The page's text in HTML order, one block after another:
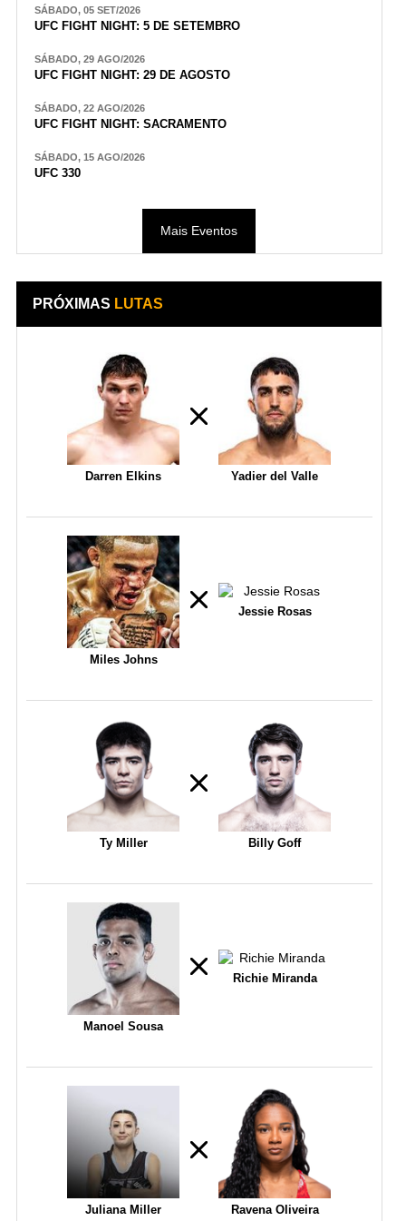
SÁBADO, 05 SET/2026
UFC FIGHT NIGHT: 5 DE SETEMBRO
SÁBADO, 29 AGO/2026
UFC FIGHT NIGHT: 29 DE AGOSTO
SÁBADO, 22 AGO/2026
UFC FIGHT NIGHT: SACRAMENTO
SÁBADO, 15 AGO/2026
UFC 330
Mais Eventos
PRÓXIMAS LUTAS
Darren Elkins Yadier del Valle
Miles Johns
Jessie Rosas
Ty Miller Billy Goff
Manoel Sousa
Richie Miranda
Juliana Miller Ravena Oliveira